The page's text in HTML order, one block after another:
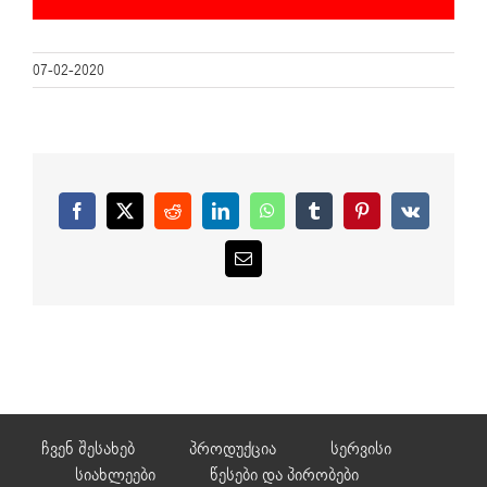
07-02-2020
Facebook
X RedditLinkedInWhatsAppTumblrPinterest
Vk
Email
ჩვენ შესახებ პროდუქცია
სერვისი
სიახლეები
წესები და პირობები